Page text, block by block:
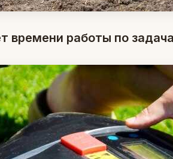
времени работы по